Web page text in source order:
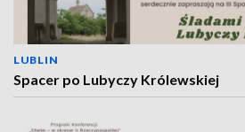
LUBLIN
Spacer po Lubyczy Królewskiej